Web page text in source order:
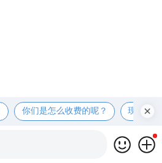
你们是怎么收费的呢？ 现在有